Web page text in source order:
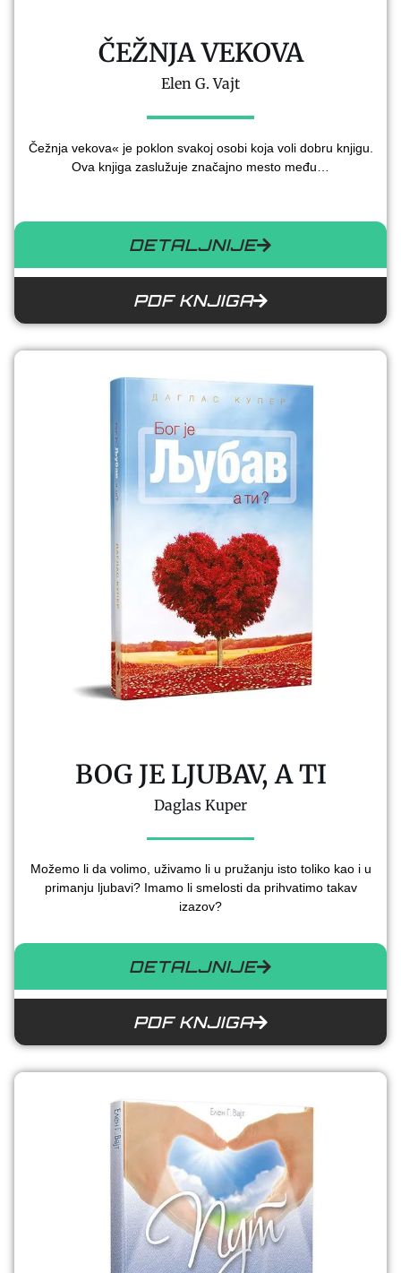
ČEŽNJA VEKOVA
Elen G. Vajt
Čežnja vekova« je poklon svakoj osobi koja voli dobru knjigu.
Ova knjiga zaslužuje značajno mesto među…
DETALJNIJE
PDF KNJIGA
BOG JE LJUBAV, A TI
Daglas Kuper
Možemo li da volimo, uživamo li u pružanju isto toliko kao i u
primanju ljubavi? Imamo li smelosti da prihvatimo takav
izazov?
DETALJNIJE
PDF KNJIGA